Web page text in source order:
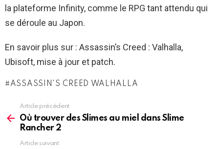
la plateforme Infinity, comme le RPG tant attendu qui
se déroule au Japon.
En savoir plus sur : Assassin’s Creed : Valhalla,
Ubisoft, mise à jour et patch.
ASSASSIN'S CREED WALHALLA
more
Article précédent
Où trouver des Slimes au miel dans Slime
Rancher 2
Article suivant